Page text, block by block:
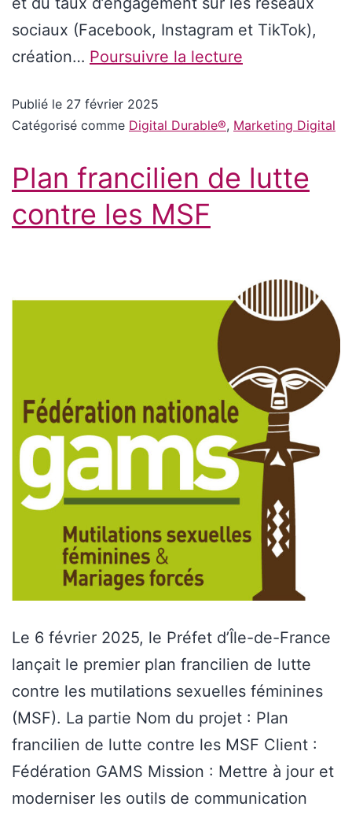
sociaux (Facebook, Instagram et TikTok),
création… Poursuivre la lecture
Publié le 27 février 2025
Catégorisé comme Digital Durable®, Marketing Digital
Plan francilien de lutte
contre les MSF
Le 6 février 2025, le Préfet d’Île-de-France
lançait le premier plan francilien de lutte
contre les mutilations sexuelles féminines
(MSF). La partie Nom du projet : Plan
francilien de lutte contre les MSF Client :
Fédération GAMS Mission : Mettre à jour et
moderniser les outils de communication